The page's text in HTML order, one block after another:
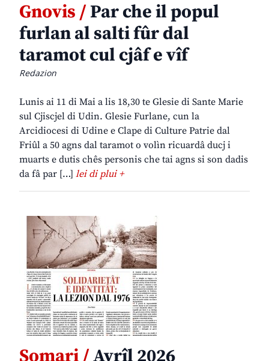
Gnovis /Par che il popul
furlan al salti fûr dal
taramot cul cjâf e vîf
Redazion
Lunis ai 11 di Mai a lis 18,30 te Glesie di Sante Marie
sul Cjiscjel di Udin. Glesie Furlane, cun la
Arcidiocesi di Udine e Clape di Culture Patrie dal
Friûl a 50 agns dal taramot o volìn ricuardâ ducj i
muarts e dutis chês personis che tai agns si son dadis
da fâ par […] lei di plui +
Somari /Avrîl 2026